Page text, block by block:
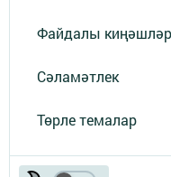
Файдалы киңәшләр
Сәламәтлек
Төрле темалар